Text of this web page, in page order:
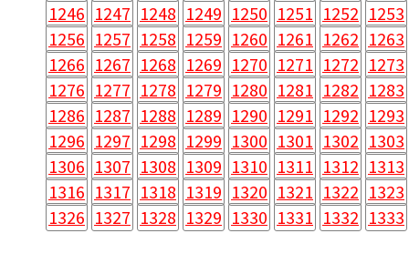
1246 1247 1248 1249 1250 1251 1252 1253
1256 1257 1258 1259 1260 1261 1262 1263
1266 1267 1268 1269 1270 1271 1272 1273
1276 1277 1278 1279 1280 1281 1282 1283
1286 1287 1288 1289 1290 1291 1292 1293
1296 1297 1298 1299 1300 1301 1302 1303
1306 1307 1308 1309 1310 1311 1312 1313
1316 1317 1318 1319 1320 1321 1322 1323
1326 1327 1328 1329 1330 1331 1332 1333